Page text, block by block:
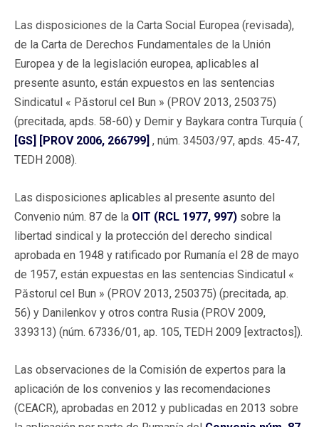
Las disposiciones de la Carta Social Europea (revisada),
de la Carta de Derechos Fundamentales de la Unión
Europea y de la legislación europea, aplicables al
presente asunto, están expuestos en las sentencias
Sindicatul « Păstorul cel Bun » (PROV 2013, 250375)
(precitada, apds. 58-60) y Demir y Baykara contra Turquía (
[GS] [PROV 2006, 266799] , núm. 34503/97, apds. 45-47,
TEDH 2008).
Las disposiciones aplicables al presente asunto del
Convenio núm. 87 de la OIT (RCL 1977, 997) sobre la
libertad sindical y la protección del derecho sindical
aprobada en 1948 y ratificado por Rumanía el 28 de mayo
de 1957, están expuestas en las sentencias Sindicatul «
Păstorul cel Bun » (PROV 2013, 250375) (precitada, ap.
56) y Danilenkov y otros contra Rusia (PROV 2009,
339313) (núm. 67336/01, ap. 105, TEDH 2009 [extractos]).
Las observaciones de la Comisión de expertos para la
aplicación de los convenios y las recomendaciones
(CEACR), aprobadas en 2012 y publicadas en 2013 sobre